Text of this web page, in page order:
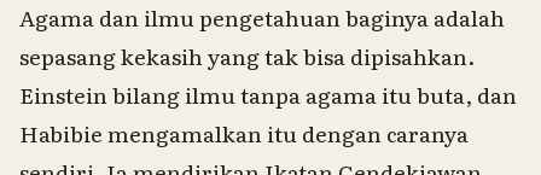
Agama dan ilmu pengetahuan baginya adalah
sepasang kekasih yang tak bisa dipisahkan.
Einstein bilang ilmu tanpa agama itu buta, dan
Habibie mengamalkan itu dengan caranya